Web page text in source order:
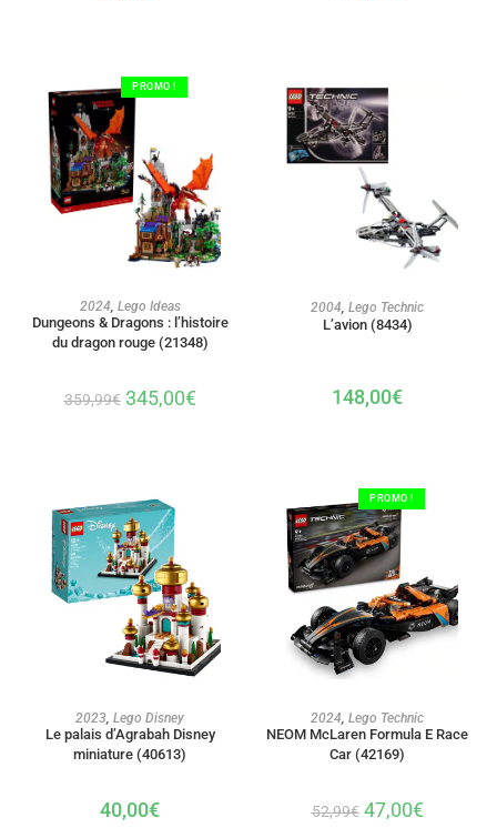
PROMO !
AJOUTER AU PANIER
2024, Lego Ideas
Dungeons & Dragons : l’histoire
du dragon rouge (21348)
359,99€ 345,00€
AJOUTER AU PANIER
2004 Lego Technic
L’avion (8434)
148,00€
AJOUTER AU PANIER
2023 Lego Disney
Le palais d’Agrabah Disney
miniature (40613)
40,00€
PROMO !
2024 Lego Technic
NEOM McLaren Formula E Race
Car (42169)
52,99€ 47,00€